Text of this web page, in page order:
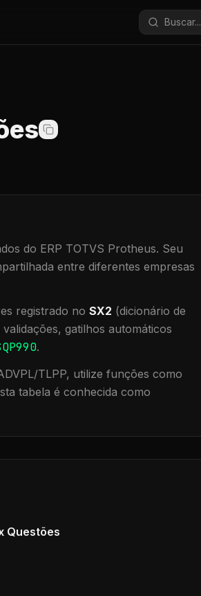
Buscar...
do ERP TOTVS Protheus. Seu
entre diferentes empresas
registrado no SX2 (dicionário de
gatilhos automáticos
.
TLPP, utilize funções como
tabela é conhecida como
Questões